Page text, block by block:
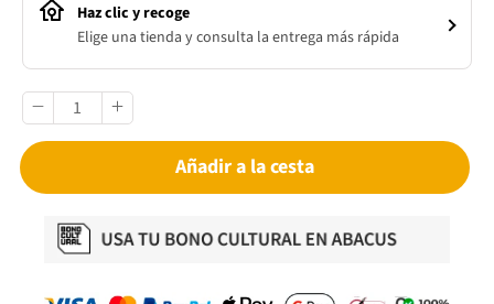
Haz clic y recoge
Elige una tienda y consulta la entrega más rápida
Añadir a la cesta